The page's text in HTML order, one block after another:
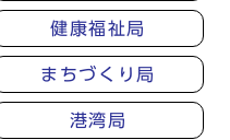
健康福祉局
まちづくり局
港湾局